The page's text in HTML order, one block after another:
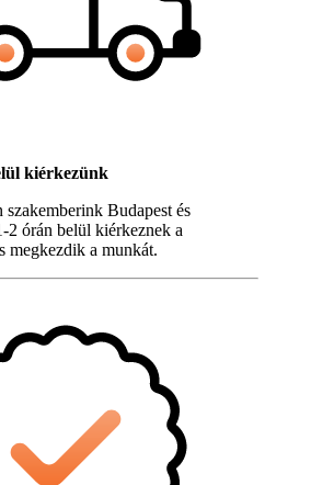
kiérkezünk
szakemberink Budapest és
2 órán belül kiérkeznek a
megkezdik a munkát.